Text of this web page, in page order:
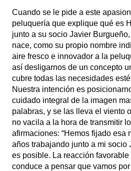
Cuando se le pide a este
peluquería que explique qué es
junto a su socio Javier
nace, como su propio nombre
aire fresco e innovador a la
así desligarnos de un concepto
cubre todas las necesidades
Nuestra intención es
cuidado integral de la imagen
palabras, y se las lleva el viento
no vacila a la hora de transmitir
afirmaciones: “Hemos fijado esa
años trabajando junto a mi socio
es posible. La reacción
conduce a pensar que vamos